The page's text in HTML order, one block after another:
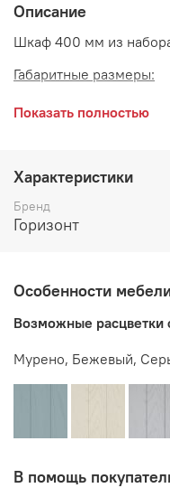
Описание
Шкаф 400 мм из
Габаритные размеры:
длина 400 мм
высота 690 мм
Мебельная фабрика
Показать полностью
Характеристики
Бренд
Горизонт
Особенности
Возможные
Мурено, Бежевый,
В помощь